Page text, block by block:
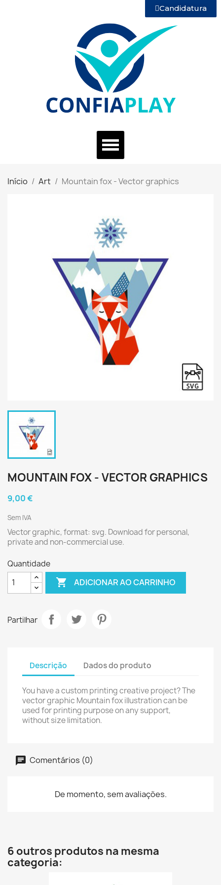
Candidatura
Início Art Mountain fox - Vector graphics
MOUNTAIN FOX - VECTOR GRAPHICS
9,00 €
Sem IVA
Vector graphic, format: svg. Download for personal,
private and non-commercial use.
Quantidade
 ADICIONAR AO CARRINHO
Partilhar
Descrição Dados do produto
You have a custom printing creative project? The
vector graphic Mountain fox illustration can be
used for printing purpose on any support,
without size limitation.
Comentários (0)
De momento, sem avaliações.
6 outros produtos na mesma
categoria: